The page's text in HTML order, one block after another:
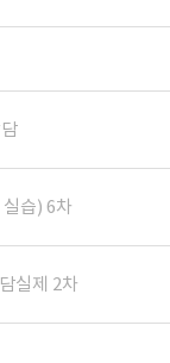
습) 6차
실제 2차